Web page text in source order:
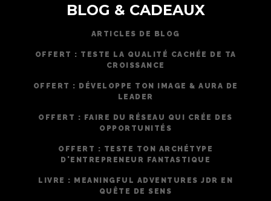
BLOG & CADEAUX
ARTICLES DE BLOG
OFFERT : TESTE LA QUALITÉ CACHÉE DE TA
CROISSANCE
OFFERT : DÉVELOPPE TON IMAGE & AURA DE
LEADER
OFFERT : FAIRE DU RÉSEAU QUI CRÉE DES
OPPORTUNITÉS
OFFERT : TESTE TON ARCHÉTYPE
D'ENTREPRENEUR FANTASTIQUE
LIVRE : MEANINGFUL ADVENTURES JDR EN
QUÊTE DE SENS